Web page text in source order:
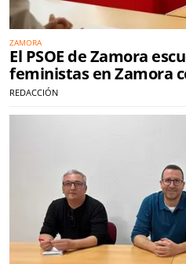
ZAMORA
El PSOE de Zamora
feministas en Zamora
REDACCIÓN